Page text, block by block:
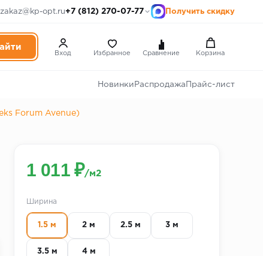
zakaz@kp-opt.ru+7 (812) 270-07-77 Получить скидку
Вход Избранное Сравнение Корзина
Новинки Распродажа Прайс-лист
Forum Avenue)
1 011 ₽/м2
Ширина
1.5 м 2 м 2.5 м 3 м
3.5 м 4 м